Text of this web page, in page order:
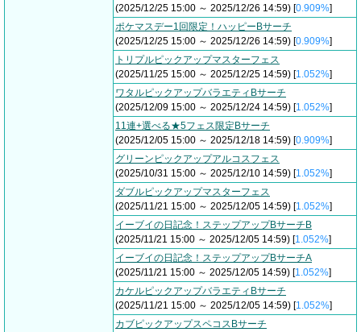
(2025/12/25 15:00 ～ 2025/12/26 14:59) [0.909%]
ポケマスデー1回限定！ハッピーBサーチ
(2025/12/25 15:00 ～ 2025/12/26 14:59) [0.909%]
トリプルピックアップマスターフェス
(2025/11/25 15:00 ～ 2025/12/25 14:59) [1.052%]
ワタルピックアップバラエティBサーチ
(2025/12/09 15:00 ～ 2025/12/24 14:59) [1.052%]
11連+選べる★5フェス限定Bサーチ
(2025/12/05 15:00 ～ 2025/12/18 14:59) [0.909%]
グリーンピックアップアルコスフェス
(2025/10/31 15:00 ～ 2025/12/10 14:59) [1.052%]
ダブルピックアップマスターフェス
(2025/11/21 15:00 ～ 2025/12/05 14:59) [1.052%]
イーブイの日記念！ステップアップBサーチB
(2025/11/21 15:00 ～ 2025/12/05 14:59) [1.052%]
イーブイの日記念！ステップアップBサーチA
(2025/11/21 15:00 ～ 2025/12/05 14:59) [1.052%]
カケルピックアップバラエティBサーチ
(2025/11/21 15:00 ～ 2025/12/05 14:59) [1.052%]
カブピックアップスペコスBサーチ